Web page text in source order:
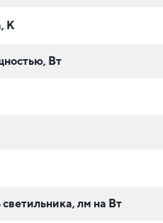
К
Вт
лм на Вт